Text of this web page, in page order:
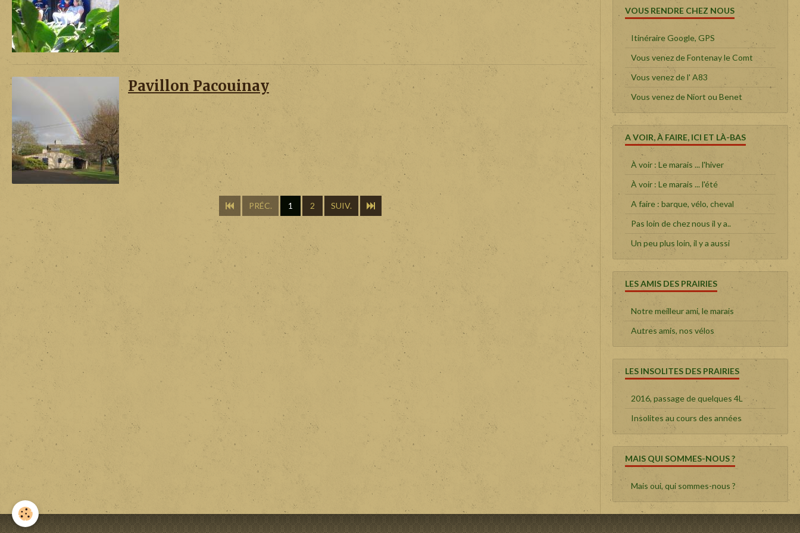
Pavillon Pacouinay
PRÉC. 1 2 SUIV.
VOUS RENDRE CHEZ NOUS
Itinéraire Google, GPS
Vous venez de Fontenay le Comt
Vous venez de l' A83
Vous venez de Niort ou Benet
A VOIR, À FAIRE, ICI ET LÀ-BAS
À voir : Le marais ... l'hiver
À voir : Le marais ... l'été
A faire : barque, vélo, cheval
Pas loin de chez nous il y a..
Un peu plus loin, il y a aussi
LES AMIS DES PRAIRIES
Notre meilleur ami, le marais
Autres amis, nos vélos
LES INSOLITES DES PRAIRIES
2016, passage de quelques 4L
Insolites au cours des années
MAIS QUI SOMMES-NOUS ?
Mais oui, qui sommes-nous ?